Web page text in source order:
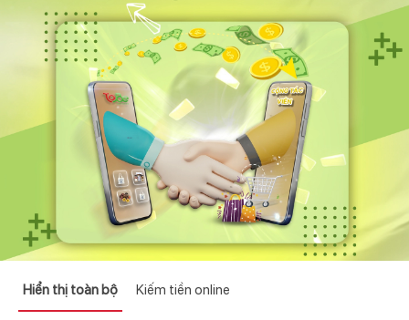
Hiển thị toàn bộ Kiếm tiền online